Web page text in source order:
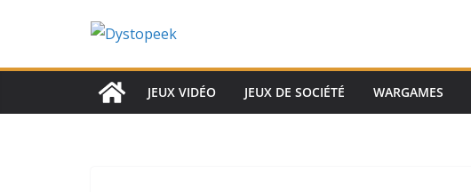
JEUX VIDÉO JEUX DE SOCIÉTÉ WARGAMES